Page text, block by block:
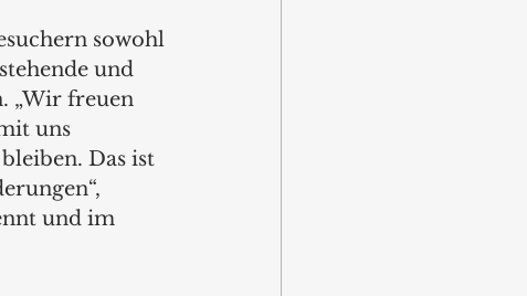
sowohl
und
„Wir freuen
uns
Das ist
und im